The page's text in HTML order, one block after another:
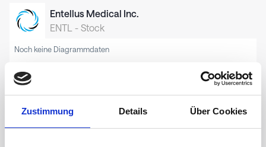
Zustimmung Details Über Cookies
Entellus Medical Inc.
ENTL - Stock
Noch keine Diagrammdaten